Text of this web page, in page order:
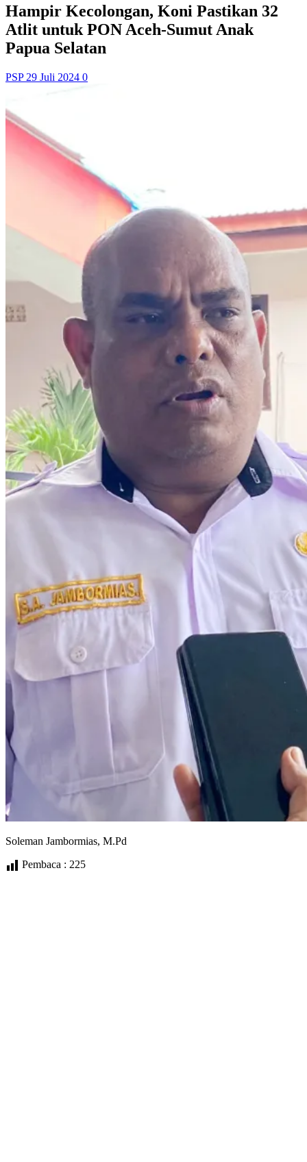
Hampir Kecolongan, Koni Pastikan 32
Atlit untuk PON Aceh-Sumut Anak
Papua Selatan
PSP 29 Juli 2024 0
Soleman Jambormias, M.Pd
Pembaca : 225